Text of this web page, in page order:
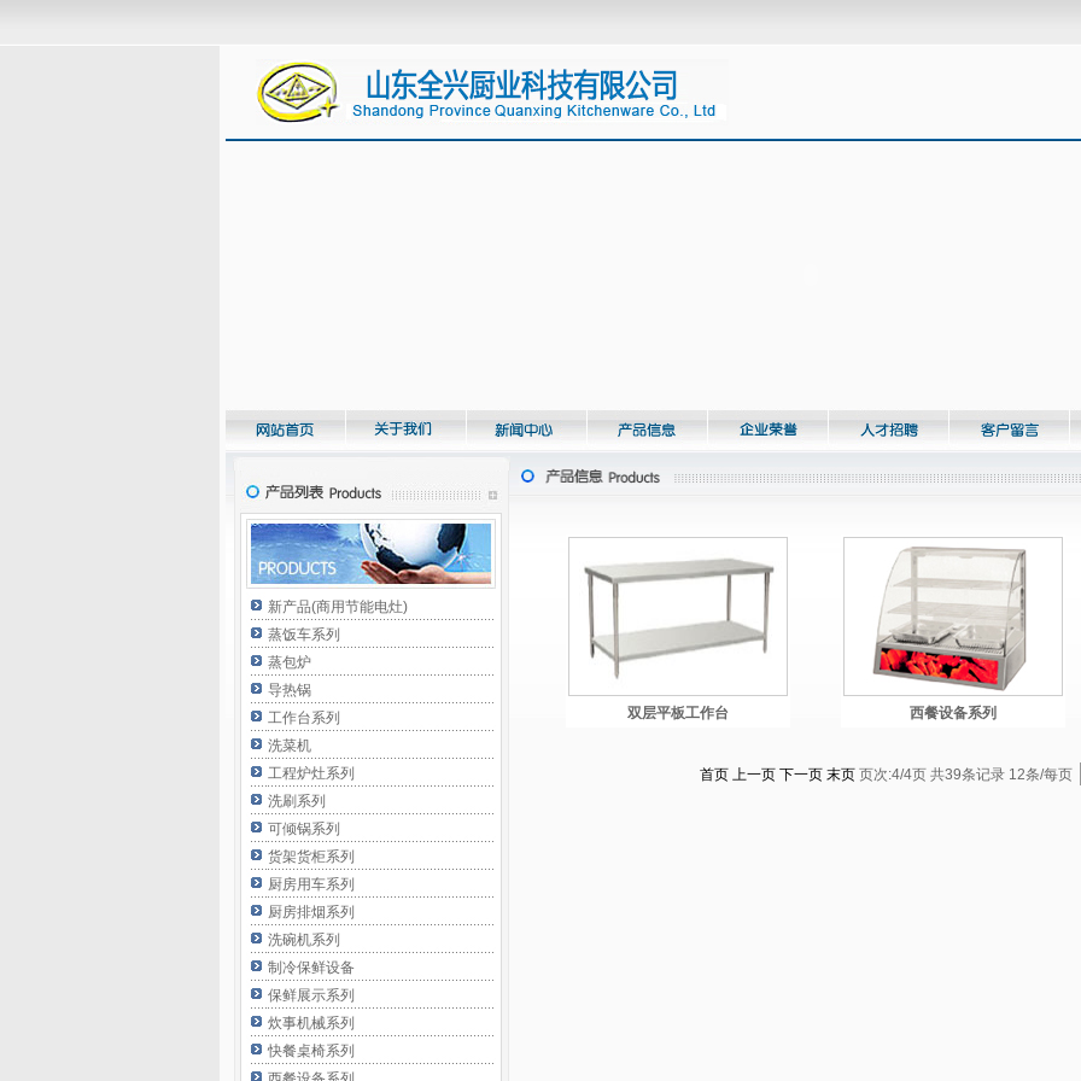
新产品(商用节能电灶)
蒸饭车系列
蒸包炉
导热锅
工作台系列
洗菜机
工程炉灶系列
洗刷系列
可倾锅系列
货架货柜系列
厨房用车系列
厨房排烟系列
洗碗机系列
制冷保鲜设备
保鲜展示系列
炊事机械系列
快餐桌椅系列
双层平板工作台 西餐设备系列
首页 上一页 下一页 末页页次:4/4页 共39条记录 12条/每页